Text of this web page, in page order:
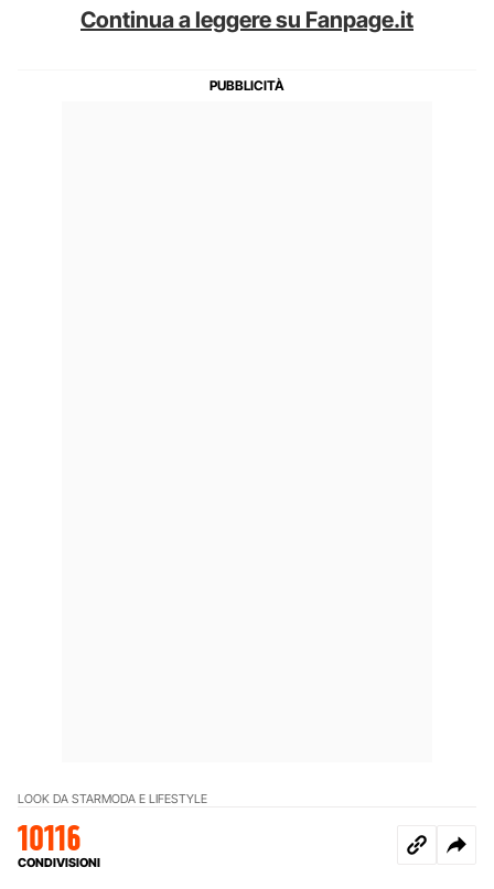
Continua a leggere su Fanpage.it
LOOK DA STARMODA E LIFESTYLE
10116
CONDIVISIONI